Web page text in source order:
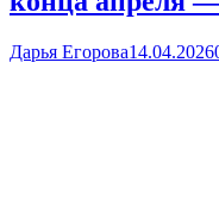
Дарья Егорова14.04.2026